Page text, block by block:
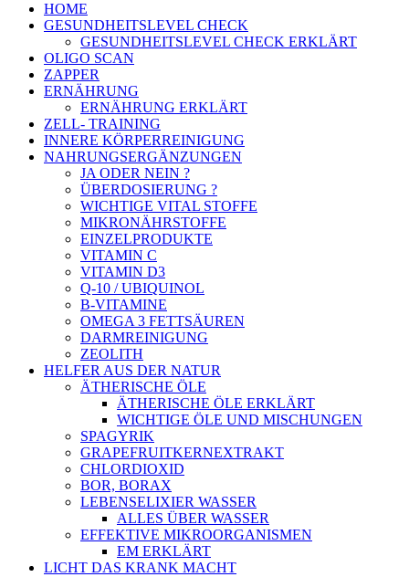
HOME
GESUNDHEITSLEVEL CHECK
GESUNDHEITSLEVEL CHECK ERKLÄRT
OLIGO SCAN
ZAPPER
ERNÄHRUNG
ERNÄHRUNG ERKLÄRT
ZELL- TRAINING
INNERE KÖRPERREINIGUNG
NAHRUNGSERGÄNZUNGEN
JA ODER NEIN ?
ÜBERDOSIERUNG ?
WICHTIGE VITAL STOFFE
MIKRONÄHRSTOFFE
EINZELPRODUKTE
VITAMIN C
VITAMIN D3
Q-10 / UBIQUINOL
B-VITAMINE
OMEGA 3 FETTSÄUREN
DARMREINIGUNG
ZEOLITH
HELFER AUS DER NATUR
ÄTHERISCHE ÖLE
ÄTHERISCHE ÖLE ERKLÄRT
WICHTIGE ÖLE UND MISCHUNGEN
SPAGYRIK
GRAPEFRUITKERNEXTRAKT
CHLORDIOXID
BOR, BORAX
LEBENSELIXIER WASSER
ALLES ÜBER WASSER
EFFEKTIVE MIKROORGANISMEN
EM ERKLÄRT
LICHT DAS KRANK MACHT